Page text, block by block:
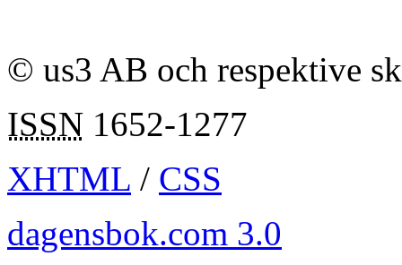
© us3 AB och respektive
ISSN 1652-1277
XHTML / CSS
dagensbok.com 3.0